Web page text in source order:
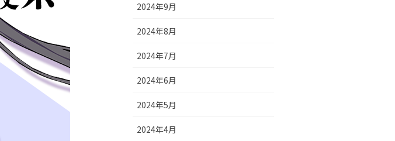
2024年9月
2024年8月
2024年7月
2024年6月
2024年5月
2024年4月